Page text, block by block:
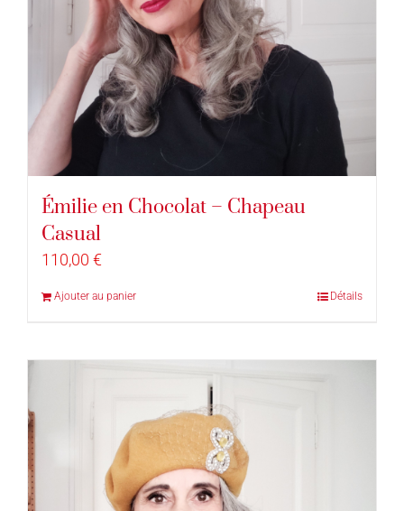
Émilie en Chocolat – Chapeau
Casual
110,00 €
Ajouter au panier Détails